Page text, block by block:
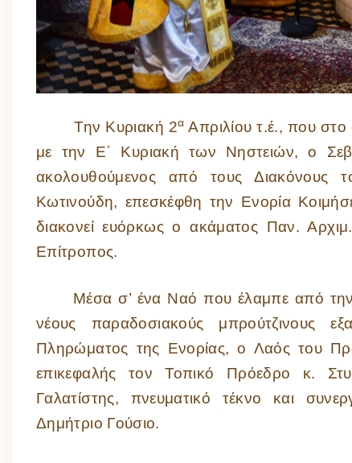
Την Κυριακή 2α Απριλίου τ.έ., που στο
με την Ε΄ Κυριακή των Νηστειών, ο
ακολουθούμενος από τους
Κωτινούδη, επεσκέφθη την Ενορία
διακονεί ευόρκως ο ακάματος Παν.
Επίτροπος.
Μέσα σ’ ένα Ναό που έλαμπε από την
νέους παραδοσιακούς μπρούτζινους
Πληρώματος της Ενορίας, ο Λαός του
επικεφαλής τον Τοπικό Πρόεδρο κ.
Γαλατίστης, πνευματικό τέκνο και
Δημήτριο Γούσιο.